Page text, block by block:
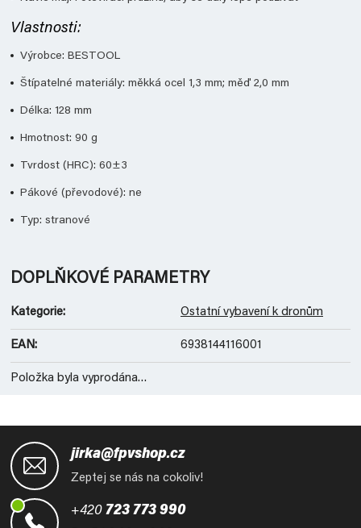
Vlastnosti:
Výrobce: BESTOOL
Štípatelné materiály: měkká ocel 1,3 mm; měď 2,0 mm
Délka: 128 mm
Hmotnost: 90 g
Tvrdost (HRC): 60±3
Pákové (převodové): ne
Typ: stranové
DOPLŇKOVÉ PARAMETRY
Kategorie: Ostatní vybavení k dronům
EAN: 6938144116001
Položka byla vyprodána…
jirka@fpvshop.cz
Zeptej se nás na cokoliv!
+420 723 773 990